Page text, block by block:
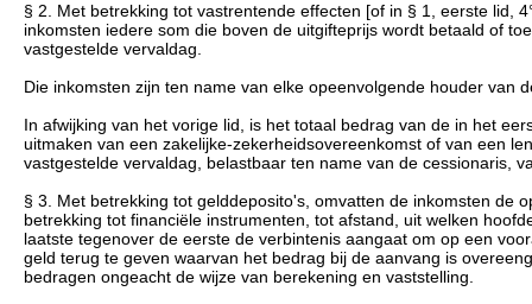
§ 2. Met betrekking tot vastrentende effecten [of in § 1, eerste lid,
inkomsten iedere som die boven de uitgifteprijs wordt betaald of
vastgestelde vervaldag.
Die inkomsten zijn ten name van elke opeenvolgende houder van
In afwijking van het vorige lid, is het totaal bedrag van de in het
uitmaken van een zakelijke-zekerheidsovereenkomst of van een
vastgestelde vervaldag, belastbaar ten name van de cessionaris,
§ 3. Met betrekking tot gelddeposito's, omvatten de inkomsten de
betrekking tot financiële instrumenten, tot afstand, uit welken
laatste tegenover de eerste de verbintenis aangaat om op een
geld terug te geven waarvan het bedrag bij de aanvang is
bedragen ongeacht de wijze van berekening en vaststelling.